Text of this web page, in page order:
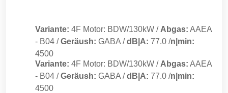
Variante: 4F Motor: BDW/130kW / Abgas: AAEA
- B04 /Geräush: GABA /dB|A: 77.0 /n|min:
4500
Variante: 4F Motor: BDW/130kW / Abgas: AAEA
- B04 /Geräush: GABA /dB|A: 77.0 /n|min:
4500